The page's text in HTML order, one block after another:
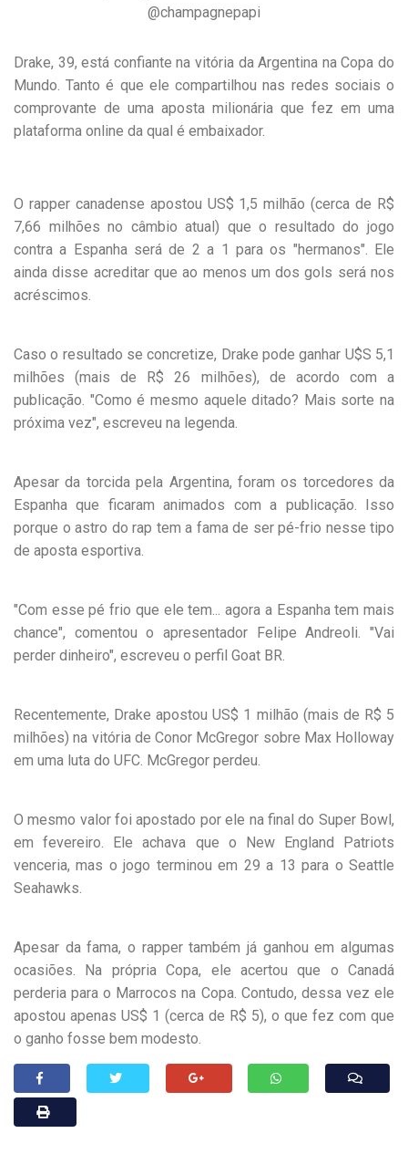
@champagnepapi
Drake, 39, está confiante na vitória da Argentina na Copa do
Mundo. Tanto é que ele compartilhou nas redes sociais o
comprovante de uma aposta milionária que fez em uma
plataforma online da qual é embaixador.
O rapper canadense apostou US$ 1,5 milhão (cerca de R$
7,66 milhões no câmbio atual) que o resultado do jogo
contra a Espanha será de 2 a 1 para os "hermanos". Ele
ainda disse acreditar que ao menos um dos gols será nos
acréscimos.
Caso o resultado se concretize, Drake pode ganhar U$S 5,1
milhões (mais de R$ 26 milhões), de acordo com a
publicação. "Como é mesmo aquele ditado? Mais sorte na
próxima vez", escreveu na legenda.
Apesar da torcida pela Argentina, foram os torcedores da
Espanha que ficaram animados com a publicação. Isso
porque o astro do rap tem a fama de ser pé-frio nesse tipo
de aposta esportiva.
"Com esse pé frio que ele tem... agora a Espanha tem mais
chance", comentou o apresentador Felipe Andreoli. "Vai
perder dinheiro", escreveu o perfil Goat BR.
Recentemente, Drake apostou US$ 1 milhão (mais de R$ 5
milhões) na vitória de Conor McGregor sobre Max Holloway
em uma luta do UFC. McGregor perdeu.
O mesmo valor foi apostado por ele na final do Super Bowl,
em fevereiro. Ele achava que o New England Patriots
venceria, mas o jogo terminou em 29 a 13 para o Seattle
Seahawks.
Apesar da fama, o rapper também já ganhou em algumas
ocasiões. Na própria Copa, ele acertou que o Canadá
perderia para o Marrocos na Copa. Contudo, dessa vez ele
apostou apenas US$ 1 (cerca de R$ 5), o que fez com que
o ganho fosse bem modesto.